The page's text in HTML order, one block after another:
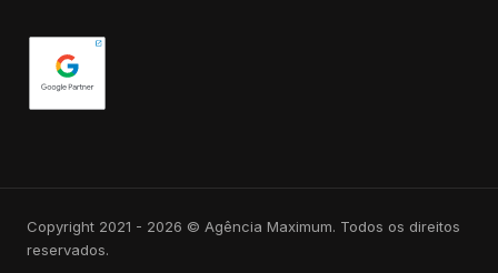
Copyright 2021 - 2026 © Agência Maximum. Todos os direitos
reservados.